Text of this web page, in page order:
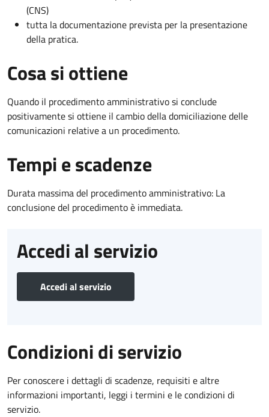
(CNS)
tutta la documentazione prevista per la presentazione
della pratica.
Cosa si ottiene
Quando il procedimento amministrativo si conclude
positivamente si ottiene il cambio della domiciliazione delle
comunicazioni relative a un procedimento.
Tempi e scadenze
Durata massima del procedimento amministrativo: La
conclusione del procedimento è immediata.
Accedi al servizio
Accedi al servizio
Condizioni di servizio
Per conoscere i dettagli di scadenze, requisiti e altre
informazioni importanti, leggi i termini e le condizioni di
servizio.